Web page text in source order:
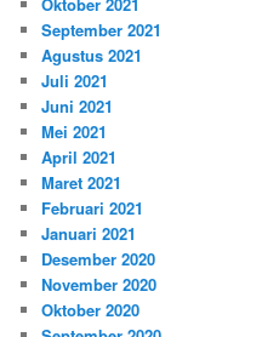
September 2021
Agustus 2021
Juli 2021
Juni 2021
Mei 2021
April 2021
Maret 2021
Februari 2021
Januari 2021
Desember 2020
November 2020
Oktober 2020